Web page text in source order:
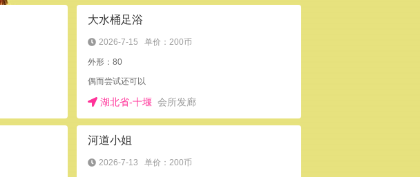
大水桶足浴
2026-7-15 单价：200币
外形：80
偶而尝试还可以
湖北省-十堰 会所发廊
河道小姐
2026-7-13 单价：200币